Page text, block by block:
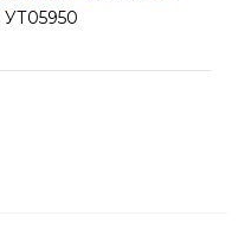
УТ05950